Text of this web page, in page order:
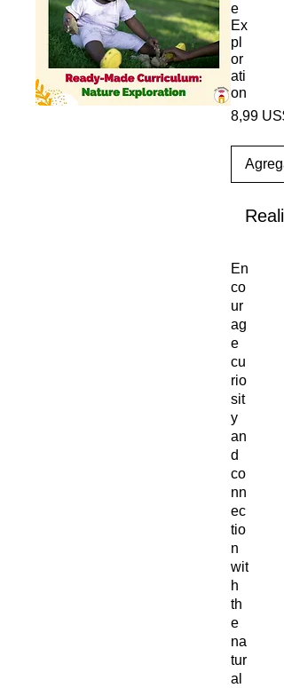
e
Ex
pl
or
ati
on
8,99 US$
En
co
ur
ag
e
cu
rio
sit
y
an
d
co
nn
ec
tio
n
wit
h
th
e
na
tur
al